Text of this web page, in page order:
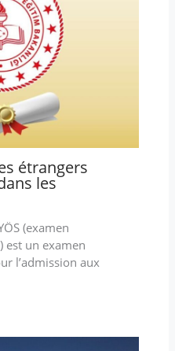
étrangers
les
(examen
est un examen
l’admission aux